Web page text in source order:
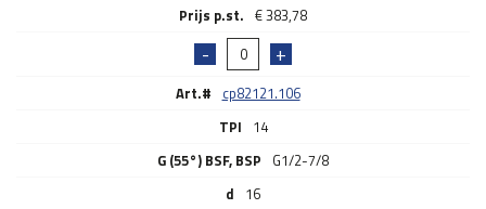
€383,78
Art.# cp82121.106
TPI 14
G (55°) BSF, BSP G1/2-7/8
d 16